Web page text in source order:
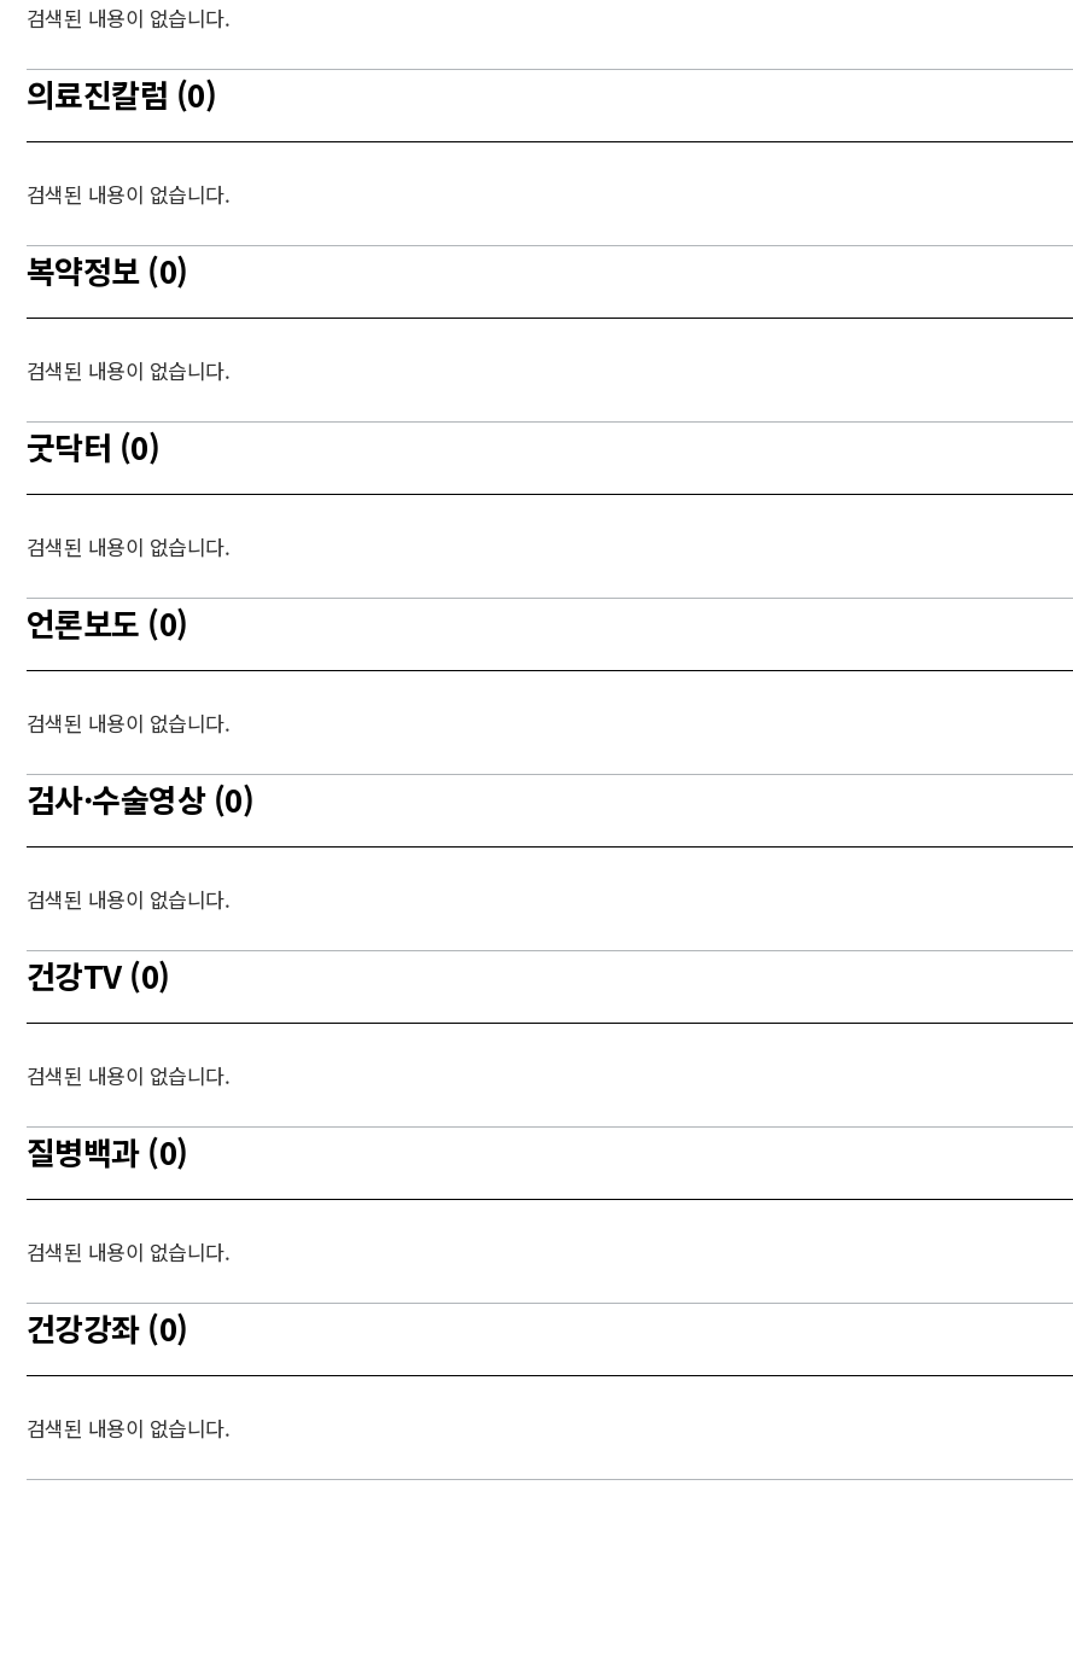
검색된 내용이 없습니다.
의료진칼럼 (0)
검색된 내용이 없습니다.
복약정보 (0)
검색된 내용이 없습니다.
굿닥터 (0)
검색된 내용이 없습니다.
언론보도 (0)
검색된 내용이 없습니다.
검사·수술영상 (0)
검색된 내용이 없습니다.
건강TV (0)
검색된 내용이 없습니다.
질병백과 (0)
검색된 내용이 없습니다.
건강강좌 (0)
검색된 내용이 없습니다.